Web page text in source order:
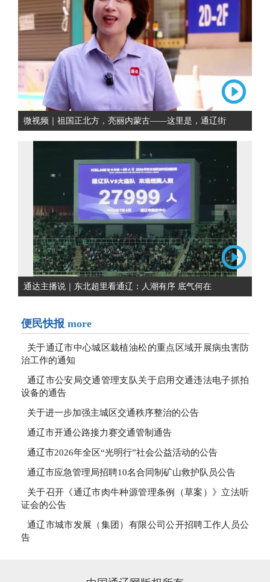
微视频｜祖国正北方，亮丽内蒙古——这里是，通辽街
通达主播说｜东北超里看通辽：人潮有序 底气何在
便民快报 more
关于通辽市中心城区栽植油松的重点区域开展病虫害防
治工作的通知
通辽市公安局交通管理支队关于启用交通违法电子抓拍
设备的通告
关于进一步加强主城区交通秩序整治的公告
通辽市开通公路接力赛交通管制通告
通辽市2026年全区“光明行”社会公益活动的公告
通辽市应急管理局招聘10名合同制矿山救护队员公告
关于召开《通辽市肉牛种源管理条例（草案）》立法听
证会的公告
通辽市城市发展（集团）有限公司公开招聘工作人员公
告